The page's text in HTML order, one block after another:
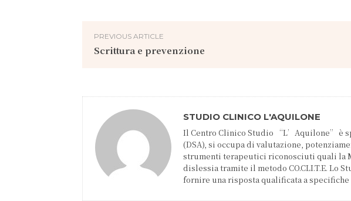
PREVIOUS ARTICLE
Scrittura e prevenzione
STUDIO CLINICO L'AQUILONE
Il Centro Clinico Studio “L’Aquilone” è
(DSA), si occupa di valutazione,
strumenti terapeutici riconosciuti quali la
dislessia tramite il metodo CO.CLI.T.E.
fornire una risposta qualificata a